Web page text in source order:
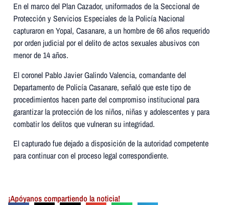
En el marco del Plan Cazador, uniformados de la Seccional de
Protección y Servicios Especiales de la Policía Nacional
capturaron en Yopal, Casanare, a un hombre de 66 años requerido
por orden judicial por el delito de actos sexuales abusivos con
menor de 14 años.
El coronel Pablo Javier Galindo Valencia, comandante del
Departamento de Policía Casanare, señaló que este tipo de
procedimientos hacen parte del compromiso institucional para
garantizar la protección de los niños, niñas y adolescentes y para
combatir los delitos que vulneran su integridad.
El capturado fue dejado a disposición de la autoridad competente
para continuar con el proceso legal correspondiente.
¡Apóyanos compartiendo la noticia!